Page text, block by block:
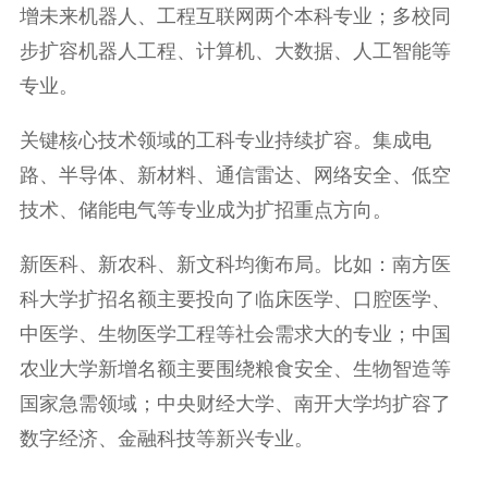
增未来机器人、工程互联网两个本科专业；多校同
步扩容机器人工程、计算机、大数据、人工智能等
专业。
关键核心技术领域的工科专业持续扩容。集成电
路、半导体、新材料、通信雷达、网络安全、低空
技术、储能电气等专业成为扩招重点方向。
新医科、新农科、新文科均衡布局。比如：南方医
科大学扩招名额主要投向了临床医学、口腔医学、
中医学、生物医学工程等社会需求大的专业；中国
农业大学新增名额主要围绕粮食安全、生物智造等
国家急需领域；中央财经大学、南开大学均扩容了
数字经济、金融科技等新兴专业。